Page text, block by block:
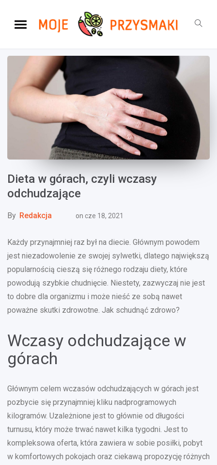
Dieta w górach, czyli wczasy
odchudzające
By Redakcja on cze 18, 2021
Każdy przynajmniej raz był na diecie. Głównym powodem
jest niezadowolenie ze swojej sylwetki, dlatego największą
popularnością cieszą się różnego rodzaju diety, które
powodują szybkie chudnięcie. Niestety, zazwyczaj nie jest
to dobre dla organizmu i może nieść ze sobą nawet
poważne skutki zdrowotne. Jak schudnąć zdrowo?
Wczasy odchudzające w
górach
Głównym celem wczasów odchudzających w górach jest
pozbycie się przynajmniej kliku nadprogramowych
kilogramów. Uzależnione jest to głównie od długości
turnusu, który może trwać nawet kilka tygodni. Jest to
kompleksowa oferta, która zawiera w sobie posiłki, pobyt
w komfortowych pokojach oraz ciekawą propozycję różnych